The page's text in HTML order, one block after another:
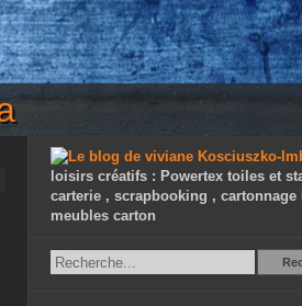
loisirs créatifs : Powertex toiles et
carterie , scrapbooking , cartonnage
meubles carton
Recherche